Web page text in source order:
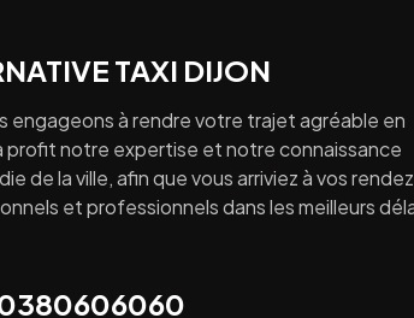
TAXI DIJON
engageons à rendre votre trajet agréable en
notre expertise et notre connaissance
de la ville, afin que vous arriviez à vos
et professionnels dans les meilleurs